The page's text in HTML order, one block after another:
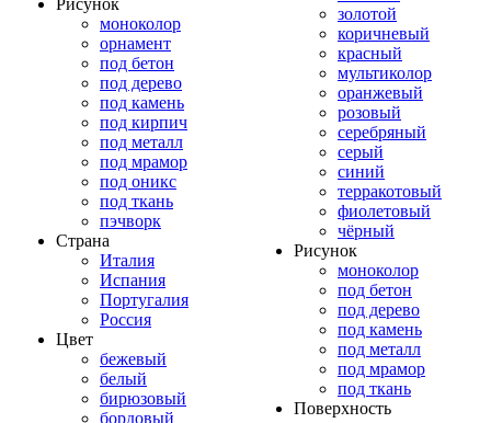
Рисунок
моноколор
орнамент
под бетон
под дерево
под камень
под кирпич
под металл
под мрамор
под оникс
под ткань
пэчворк
Страна
Италия
Испания
Португалия
Россия
Цвет
бежевый
белый
бирюзовый
бордовый
золотой
коричневый
красный
мультиколор
оранжевый
розовый
серебряный
серый
синий
терракотовый
фиолетовый
чёрный
Рисунок
моноколор
под бетон
под дерево
под камень
под металл
под мрамор
под ткань
Поверхность